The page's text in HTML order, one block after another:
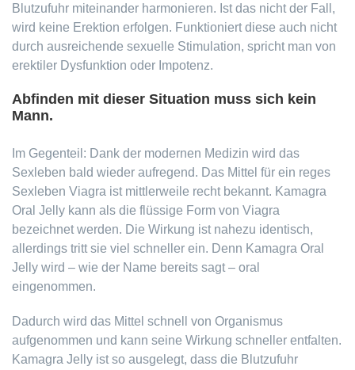
Blutzufuhr miteinander harmonieren. Ist das nicht der Fall,
wird keine Erektion erfolgen. Funktioniert diese auch nicht
durch ausreichende sexuelle Stimulation, spricht man von
erektiler Dysfunktion oder Impotenz.
Abfinden mit dieser Situation muss sich kein
Mann.
Im Gegenteil: Dank der modernen Medizin wird das
Sexleben bald wieder aufregend. Das Mittel für ein reges
Sexleben Viagra ist mittlerweile recht bekannt. Kamagra
Oral Jelly kann als die flüssige Form von Viagra
bezeichnet werden. Die Wirkung ist nahezu identisch,
allerdings tritt sie viel schneller ein. Denn Kamagra Oral
Jelly wird – wie der Name bereits sagt – oral
eingenommen.
Dadurch wird das Mittel schnell von Organismus
aufgenommen und kann seine Wirkung schneller entfalten.
Kamagra Jelly ist so ausgelegt, dass die Blutzufuhr